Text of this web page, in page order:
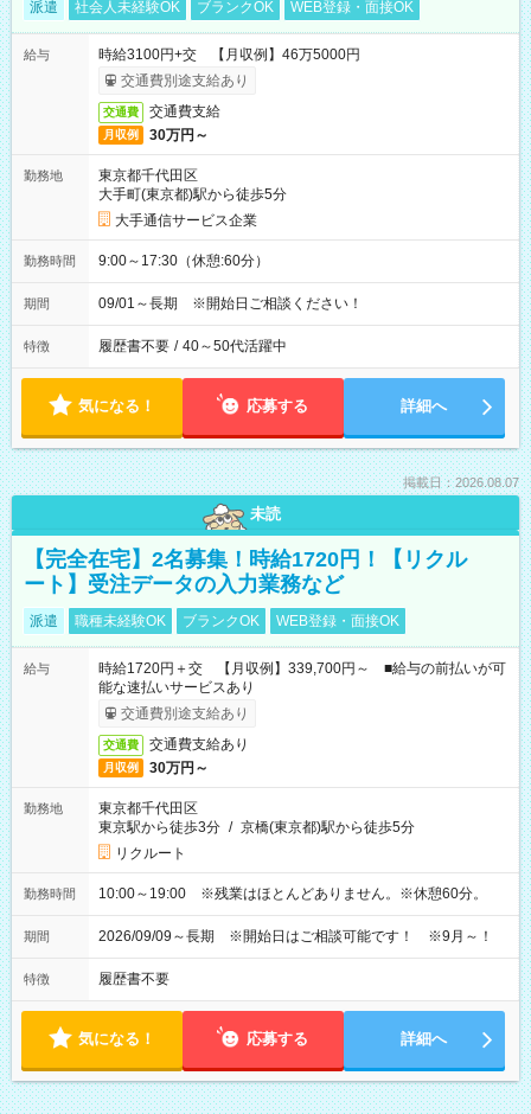
派遣 社会人未経験OK ブランクOK WEB登録・面接OK
給与
時給3100円+交 【月収例】46万5000円
交通費別途支給あり
交通費 交通費支給
月収例 30万円～
勤務地
東京都千代田区
大手町(東京都)駅から徒歩5分
大手通信サービス企業
勤務時間 9:00～17:30（休憩:60分）
期間 09/01～長期 ※開始日ご相談ください！
特徴 履歴書不要 / 40～50代活躍中
気になる！ 応募する 詳細へ
掲載日：2026.08.07
未読
【完全在宅】2名募集！時給1720円！【リクル
ート】受注データの入力業務など
派遣 職種未経験OK ブランクOK WEB登録・面接OK
給与
時給1720円＋交 【月収例】339,700円～ ■給与の前払いが可
能な速払いサービスあり
交通費別途支給あり
交通費 交通費支給あり
月収例 30万円～
勤務地
東京都千代田区
東京駅から徒歩3分 / 京橋(東京都)駅から徒歩5分
リクルート
勤務時間 10:00～19:00 ※残業はほとんどありません。※休憩60分。
期間 2026/09/09～長期 ※開始日はご相談可能です！ ※9月～！
特徴 履歴書不要
気になる！ 応募する 詳細へ